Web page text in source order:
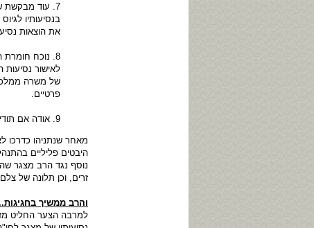
7. עוד
בנסיעותיו
את הוצאות
לאישור
של משרה
פרטיים.
9. אודה אם תודיעני בהקדם הנחיותיך ופעולותיך למניעת הישנות התופעות שתוארו בתחקיר האמור".
מאחר שנתניהו כדרכו
היבטים פליליים
נוסף נגד הרב מצגר
זרים, וכן תלונה של
והרב ממשיך
למרבה הצער החליט